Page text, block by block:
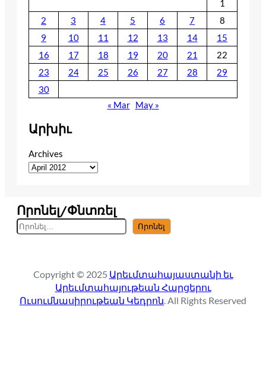
1
2
3 4 5 6 7
8
9
10 11 12 13 14
15
16
17 18 19 20 21
22
23
24 25 26 27 28
29
30
« Mar May »
Արխիւ
Archives
Որոնել/Փնտռել
S
e
c
h
Որոնել
Copyright © 2025 Արեւմտահայաստանի եւ
Արեւմտահայութեան Հարցերու
Ուսումնասիրութեան Կեդրոն. All Rights Reserved